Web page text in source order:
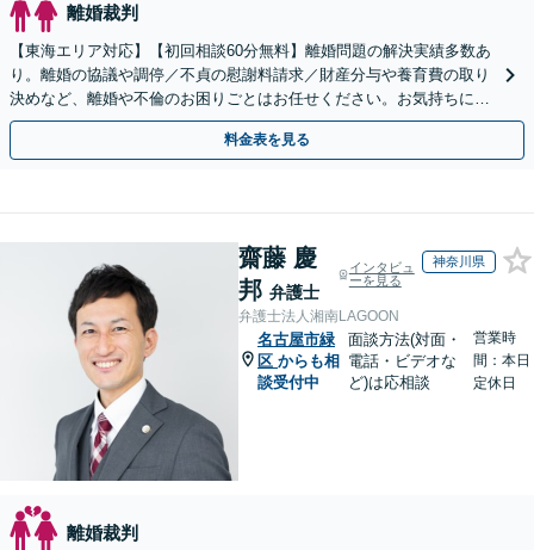
離婚裁判
【東海エリア対応】【初回相談60分無料】離婚問題の解決実績多数あ
り。離婚の協議や調停／不貞の慰謝料請求／財産分与や養育費の取り
決めなど、離婚や不倫のお困りごとはお任せください。お気持ちに寄
り添い、ご意向に沿う解決を目指します【Web相談可】
料金表を見る
齋藤 慶
邦 弁護士
インタビュ
ーを見る
神奈川県
弁護士法人湘南LAGOON
名古屋市緑
区 からも相
談受付中
面談方法(対面・
電話・ビデオな
ど)は応相談
営業時
間：本日
定休日
離婚裁判